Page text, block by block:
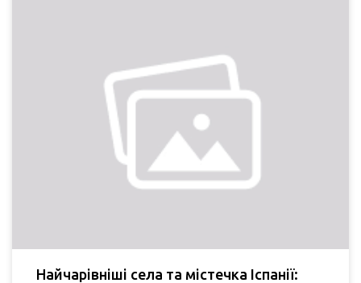
Найчарівніші села та містечка Іспанії: